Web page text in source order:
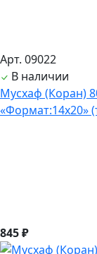
Арт. 09022
В наличии
Мусхаф (Коран)
«Формат:14х20»
845 ₽